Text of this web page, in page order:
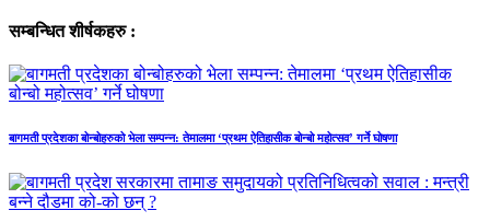
सम्बन्धित शीर्षकहरु :
बागमती प्रदेशका बोन्बोहरुको भेला सम्पन्न: तेमालमा ‘प्रथम ऐतिहासीक बोन्बो महोत्सव’ गर्ने घोषणा